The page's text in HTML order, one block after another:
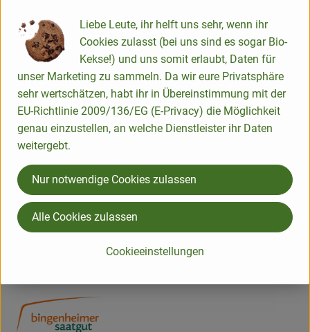
Produktinformationen
Produktdatenblatt
Herkunft
Hersteller: Bingenheimer Saatgut AG
Deutschland
Liebe Leute, ihr helft uns sehr, wenn ihr
Cookies zulasst (bei uns sind es sogar Bio-
Kekse!) und uns somit erlaubt, Daten für
unser Marketing zu sammeln. Da wir eure Privatsphäre
sehr wertschätzen, habt ihr in Übereinstimmung mit der
EU-Richtlinie 2009/136/EG (E-Privacy) die Möglichkeit
genau einzustellen, an welche Dienstleister ihr Daten
weitergebt.
Cookieeinstellungen
Nur notwendige Cookies zulassen
Alle Cookies zulassen